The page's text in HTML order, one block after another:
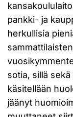
pankki- ja
herkullisia
sotia, sillä
käsitellään
jäänyt